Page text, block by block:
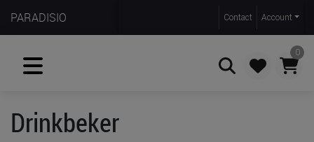
PARADISIO Contact Account
0
Drinkbeker